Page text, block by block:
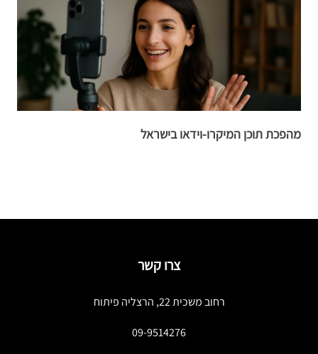
מהפכת תוכן המיקרו-וידאו בישראל
צרו קשר
רחוב משכית 22, הרצליה פיתוח
09-9514276